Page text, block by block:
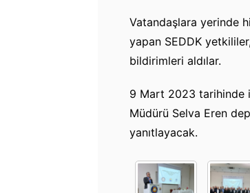
Vatandaşlara yerinde
yapan SEDDK
bildirimleri aldılar.
9 Mart 2023 tarihinde
Müdürü Selva Eren
yanıtlayacak.